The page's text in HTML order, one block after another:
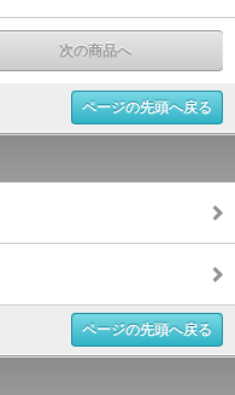
次の商品へ
ページの先頭へ戻る
ページの先頭へ戻る